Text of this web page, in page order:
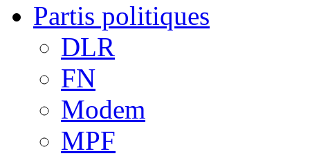
Partis politiques
DLR
FN
Modem
MPF